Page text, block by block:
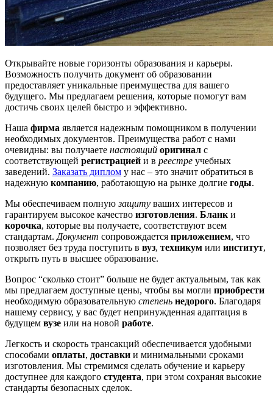
Открывайте новые горизонты образования и карьеры.
Возможность получить документ об образовании
предоставляет уникальные преимущества для вашего
будущего. Мы предлагаем решения, которые помогут вам
достичь своих целей быстро и эффективно.
Наша фирма является надежным помощником в получении
необходимых документов. Преимущества работ с нами
очевидны: вы получаете настоящий оригинал с
соответствующей регистрацией и в реестре учебных
заведений. Заказать диплом у нас – это значит обратиться в
надежную компанию, работающую на рынке долгие годы.
Мы обеспечиваем полнуюзащиту ваших интересов и
гарантируем высокое качество изготовления. Бланк и
корочка, которые вы получаете, соответствуют всем
стандартам. Документ сопровождается приложением, что
позволяет без труда поступить в вуз, техникум или институт,
открыть путь в высшее образование.
Вопрос “сколько стоит” больше не будет актуальным, так как
мы предлагаем доступные цены, чтобы вы могли приобрести
необходимую образовательную степень недорого. Благодаря
нашему сервису, у вас будет непринужденная адаптация в
будущем вузе или на новой работе.
Легкость и скорость трансакций обеспечивается удобными
способами оплаты, доставки и минимальными сроками
изготовления. Мы стремимся сделать обучение и карьеру
доступнее для каждого студента, при этом сохраняя высокие
стандарты безопасных сделок.